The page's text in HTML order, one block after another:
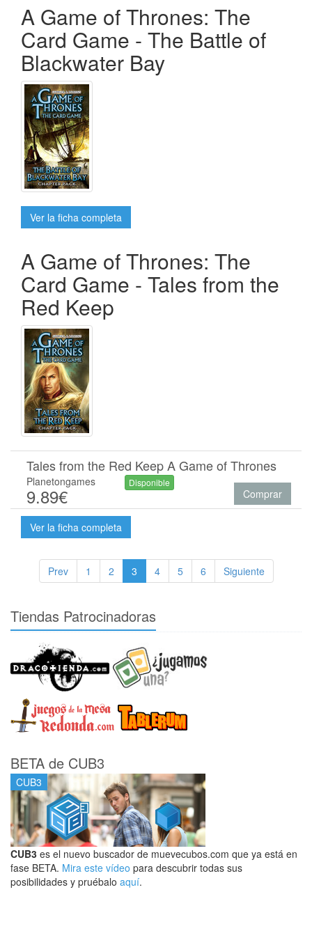
A Game of Thrones: The
Card Game - The Battle of
Blackwater Bay
Ver la ficha completa
A Game of Thrones: The
Card Game - Tales from the
Red Keep
Tales from the Red Keep A Game of Thrones
Planetongames
9.89€
Disponible
Comprar
Ver la ficha completa
Prev 1 2 3 4 5 6 Siguiente
Tiendas Patrocinadoras
BETA de CUB3
CUB3
CUB3 es el nuevo buscador de muevecubos.com que ya está en
fase BETA. Mira este vídeo para descubrir todas sus
posibilidades y pruébalo aquí.